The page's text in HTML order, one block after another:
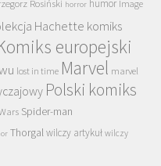
Rosiński horror humor Image
Hachette komiks
europejski
lost in time Marvel marvel
Polski komiks
Spider-man
Thorgalwilczy artykuł wilczy